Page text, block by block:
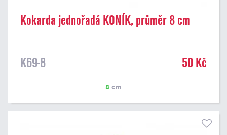
Kokarda jednořadá KONÍK, průměr 8 cm
K69-8 50 Kč
8 cm